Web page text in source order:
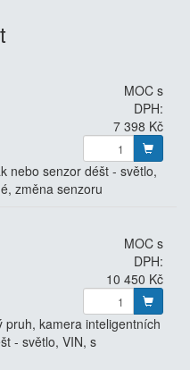
MOC s
DPH:
7 398 Kč
nebo senzor déšt - světlo,
změna senzoru
MOC s
DPH:
10 450 Kč
pruh, kamera inteligentních
- světlo, VIN, s